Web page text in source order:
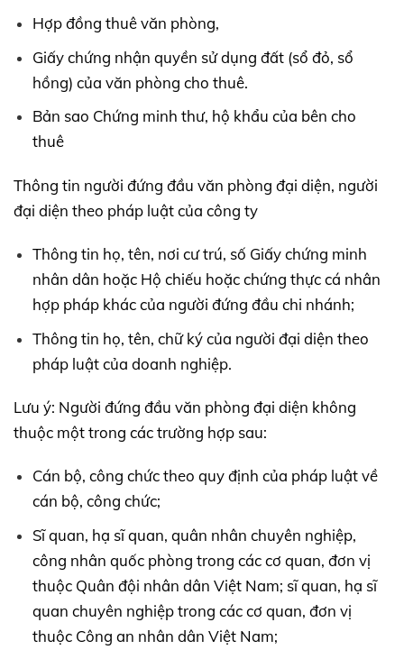
Hợp đồng thuê văn phòng,
Giấy chứng nhận quyền sử dụng đất (sổ đỏ, sổ
hồng) của văn phòng cho thuê.
Bản sao Chứng minh thư, hộ khẩu của bên cho
thuê
Thông tin người đứng đầu văn phòng đại diện, người
đại diện theo pháp luật của công ty
Thông tin họ, tên, nơi cư trú, số Giấy chứng minh
nhân dân hoặc Hộ chiếu hoặc chứng thực cá nhân
hợp pháp khác của người đứng đầu chi nhánh;
Thông tin họ, tên, chữ ký của người đại diện theo
pháp luật của doanh nghiệp.
Lưu ý: Người đứng đầu văn phòng đại diện không
thuộc một trong các trường hợp sau:
Cán bộ, công chức theo quy định của pháp luật về
cán bộ, công chức;
Sĩ quan, hạ sĩ quan, quân nhân chuyên nghiệp,
công nhân quốc phòng trong các cơ quan, đơn vị
thuộc Quân đội nhân dân Việt Nam; sĩ quan, hạ sĩ
quan chuyên nghiệp trong các cơ quan, đơn vị
thuộc Công an nhân dân Việt Nam;